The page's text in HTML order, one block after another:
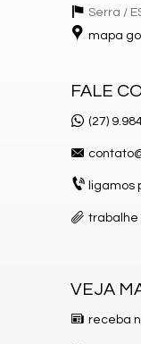
Serra /
mapa
FALE
(27)
ligamos
trabalhe
VEJA
receba